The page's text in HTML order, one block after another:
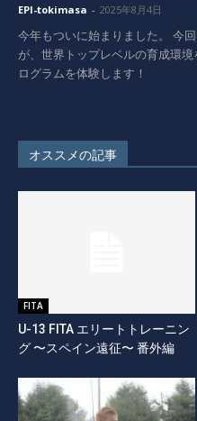
EPI-tokimasa - 2025年8月4日
今年もついに始まりました。 今
が、世界トップレベルの育成環
ログラムを体験します！
オススメの記事
FITA
U-13 FITA エリートトレーニン
グ 〜スペイン遠征〜 番外編